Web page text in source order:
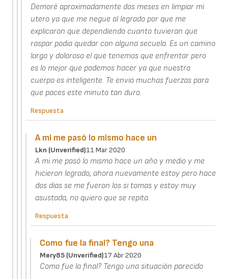
Demoré aproximadamente dos meses en limpiar mi
utero ya que me negue al legrado por que me
explicaron que dependiendo cuanto tuvieran que
raspar podia quedar con alguna secuela. Es un camino
largo y doloroso el que tenemos que enfrentar pero
es lo mejor que podemos hacer ya que nuestro
cuerpo es inteligente. Te envio muchas fuerzas para
que paces este minuto tan duro.
Respuesta
A mi me pasó lo mismo hace un
Lkn (unverified)11 Mar 2020
A mi me pasó lo mismo hace un año y medio y me
hicieron legrado, ahora nuevamente estoy pero hace
dos dias se me fueron los si tomas y estoy muy
asustada, no quiero que se repita.
Respuesta
Como fue la final? Tengo una
Mery85 (unverified)17 Abr 2020
Como fue la final? Tengo una situación parecido